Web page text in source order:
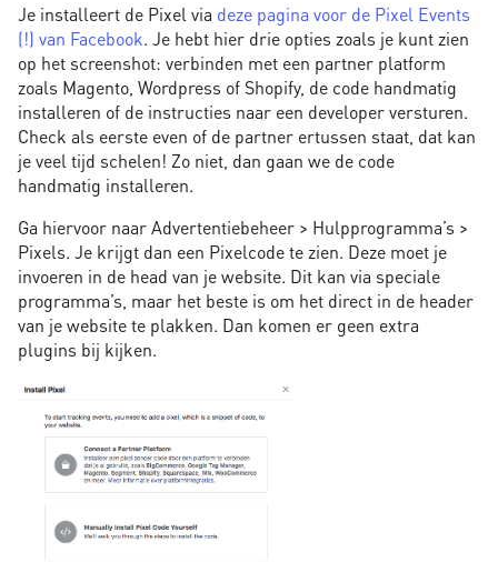
Je installeert de Pixel via deze pagina voor de Pixel Events
(!) van Facebook. Je hebt hier drie opties zoals je kunt zien
op het screenshot: verbinden met een partner platform
zoals Magento, Wordpress of Shopify, de code handmatig
installeren of de instructies naar een developer versturen.
Check als eerste even of de partner ertussen staat, dat kan
je veel tijd schelen! Zo niet, dan gaan we de code
handmatig installeren.
Ga hiervoor naar Advertentiebeheer > Hulpprogramma’s >
Pixels. Je krijgt dan een Pixelcode te zien. Deze moet je
invoeren in de head van je website. Dit kan via speciale
programma’s, maar het beste is om het direct in de header
van je website te plakken. Dan komen er geen extra
plugins bij kijken.